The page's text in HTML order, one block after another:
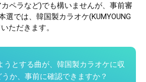
ペラなど)でも構いませんが、事前審
選では、韓国製カラオケ(KUMYOUNG
ただきます。
うとする曲が、韓国製カラオケに収
か、事前に確認できますか？